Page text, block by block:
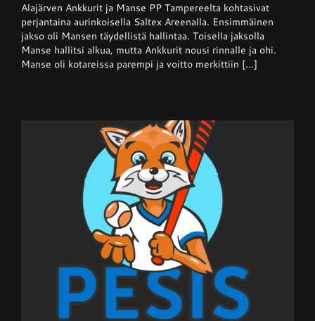
–
Ankkurit
nappasi
pisteen
hallitsevalta
mestarilta
Alajärven Ankkurit ja Manse PP Tampereelta kohtasivat
perjantaina aurinkoisella Saltex Areenalla. Ensimmäinen
jakso oli Mansen täydellistä hallintaa. Toisella jaksolla
Manse hallitsi alkua, mutta Ankkurit nousi rinnalle ja ohi.
Manse oli kotareissa parempi ja voitto merkittiin [...]